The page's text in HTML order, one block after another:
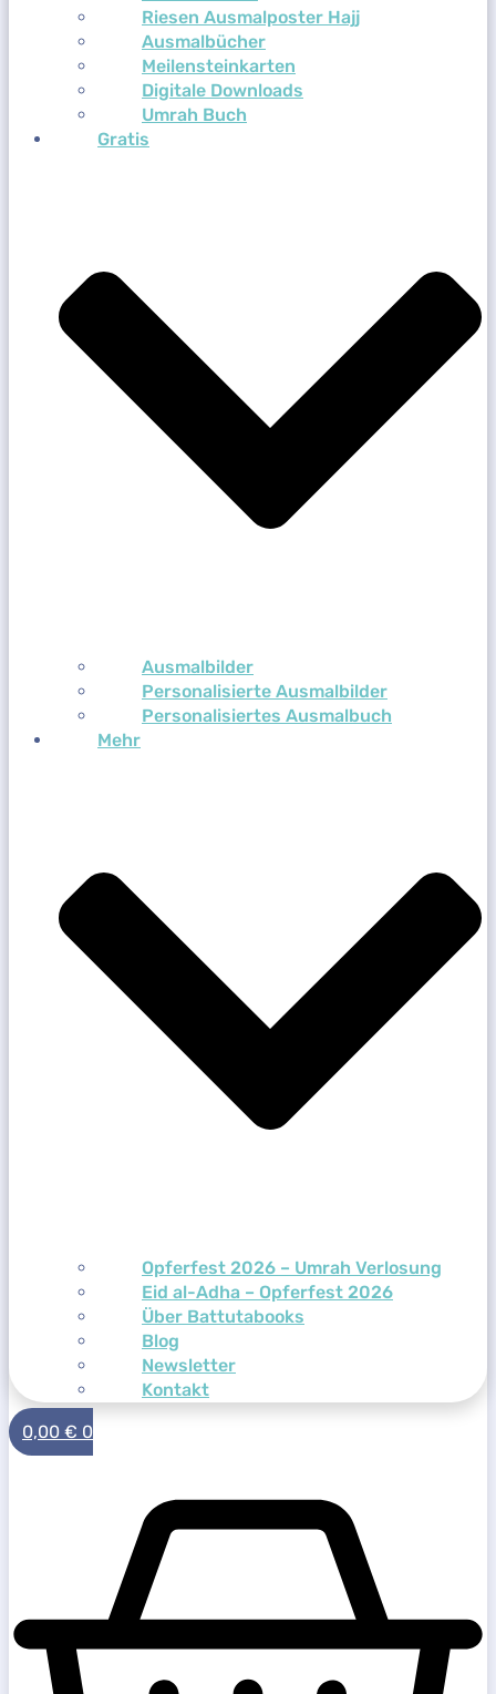
Riesen Ausmalposter Hajj
Ausmalbücher
Meilensteinkarten
Digitale Downloads
Umrah Buch
Gratis
Ausmalbilder
Personalisierte Ausmalbilder
Personalisiertes Ausmalbuch
Mehr
Opferfest 2026 – Umrah Verlosung
Eid al-Adha – Opferfest 2026
Über Battutabooks
Blog
Newsletter
Kontakt
0,00 € 0